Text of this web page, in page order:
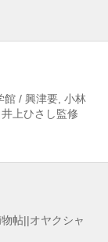
/ 興津要, 小林
井上ひさし監修
帖||オヤクシャ